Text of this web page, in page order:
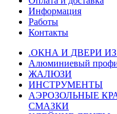
Информация
Работы
Контакты
.ОКНА И ДВЕРИ
Алюминиевый
ЖАЛЮЗИ
ИНСТРУМЕНТЫ
АЭРОЗОЛЬНЫЕ
СМАЗКИ